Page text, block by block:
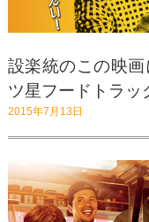
設楽統のこの映
ツ星フードトラッ
2015年7月13日